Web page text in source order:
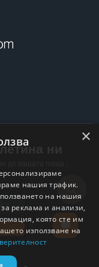
ни
×
нашия трафик.
на нашия
реклама и анализи,
която сте им
използване на